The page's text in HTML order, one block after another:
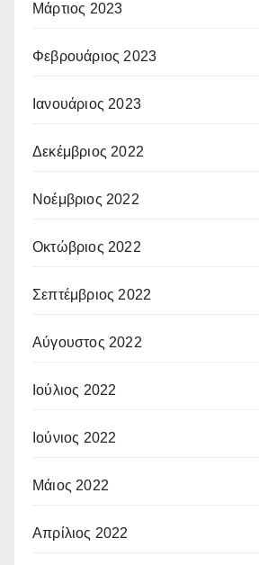
Μάρτιος 2023
Φεβρουάριος 2023
Ιανουάριος 2023
Δεκέμβριος 2022
Νοέμβριος 2022
Οκτώβριος 2022
Σεπτέμβριος 2022
Αύγουστος 2022
Ιούλιος 2022
Ιούνιος 2022
Μάιος 2022
Απρίλιος 2022